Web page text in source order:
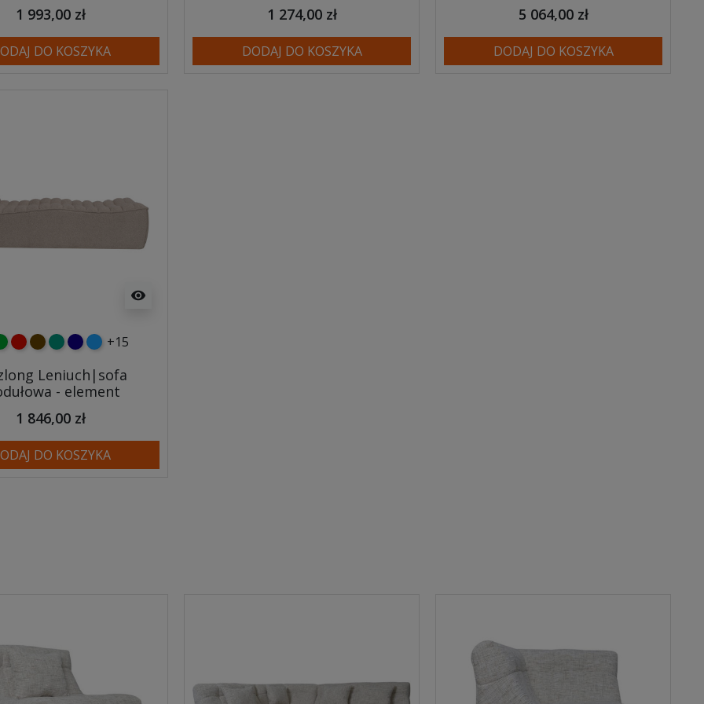
1 993,00 zł
DO KOSZYKA
1 274,00 zł
DODAJ DO KOSZYKA
5 064,00 zł
DODAJ DO KOSZYKA
visibility
czerwony
czekoladowy
turkusowy
granatowy
niebieski
+15
Leniuch|sofa
- element
1 846,00 zł
DO KOSZYKA